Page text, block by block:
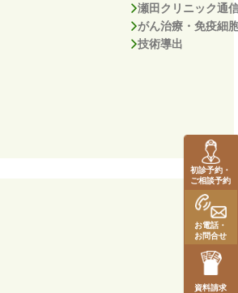
瀬田クリニック通
がん治療・免疫細
技術導出
初診予約・
ご相談予約
お電話・
お問合せ
資料請求